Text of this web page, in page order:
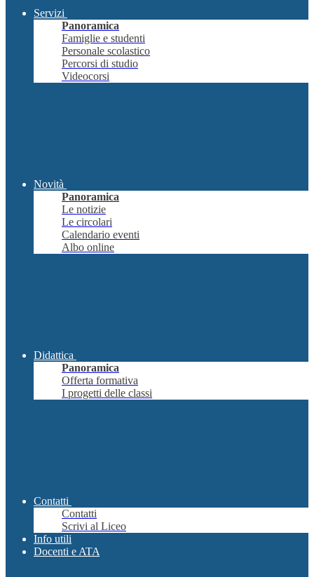
Servizi
Panoramica
Famiglie e studenti
Personale scolastico
Percorsi di studio
Videocorsi
Novità
Panoramica
Le notizie
Le circolari
Calendario eventi
Albo online
Didattica
Panoramica
Offerta formativa
I progetti delle classi
Contatti
Contatti
Scrivi al Liceo
Info utili
Docenti e ATA